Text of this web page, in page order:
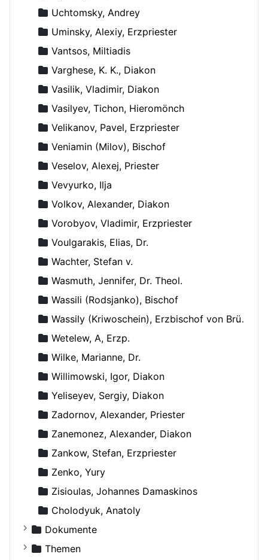
Uchtomsky, Andrey
Uminsky, Alexiy, Erzpriester
Vantsos, Miltiadis
Varghese, K. K., Diakon
Vasilik, Vladimir, Diakon
Vasilyev, Tichon, Hieromönch
Velikanov, Pavel, Erzpriester
Veniamin (Milov), Bischof
Veselov, Alexej, Priester
Vevyurko, Ilja
Volkov, Alexander, Diakon
Vorobyov, Vladimir, Erzpriester
Voulgarakis, Elias, Dr.
Wachter, Stefan v.
Wasmuth, Jennifer, Dr. Theol.
Wassili (Rodsjanko), Bischof
Wassily (Kriwoschein), Erzbischof von Brüssel
Wetelew, A, Erzp.
Wilke, Marianne, Dr.
Willimowski, Igor, Diakon
Yeliseyev, Sergiy, Diakon
Zadornov, Alexander, Priester
Zanemonez, Alexander, Diakon
Zankow, Stefan, Erzpriester
Zenko, Yury
Zisioulas, Johannes Damaskinos
Сholodyuk, Anatoly
Dokumente
Russische Orthodoxe Kirche
Themen